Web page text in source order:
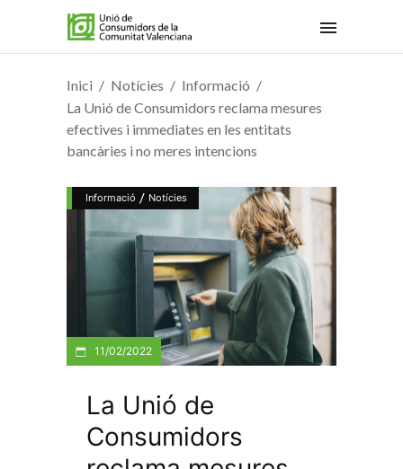
Inici Notícies
Informació
La Unió de Consumidors reclama mesures
efectives i immediates en les entitats
bancàries i no meres intencions
Informació / Notícies
11/02/2022
La Unió de
Consumidors